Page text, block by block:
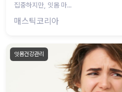
집중하지만, 잇몸 마...
매스틱코리아
잇몸건강관리